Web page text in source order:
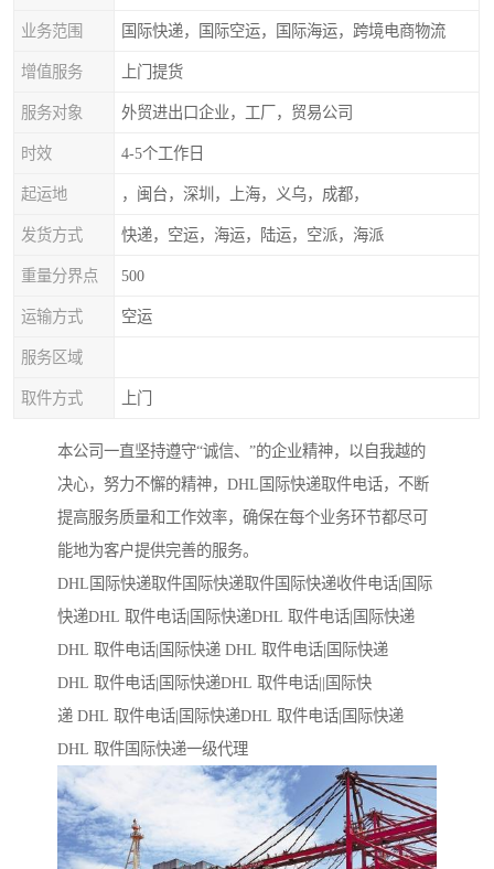
业务范围 国际快递，国际空运，国际海运，跨境电商物流
增值服务 上门提货
服务对象 外贸进出口企业，工厂，贸易公司
时效 4-5个工作日
起运地 ，闽台，深圳，上海，义乌，成都，
发货方式 快递，空运，海运，陆运，空派，海派
重量分界点 500
运输方式 空运
服务区域
取件方式 上门
本公司一直坚持遵守“诚信、”的企业精神，以自我越的
决心，努力不懈的精神，DHL国际快递取件电话，不断
提高服务质量和工作效率，确保在每个业务环节都尽可
能地为客户提供完善的服务。
DHL国际快递取件国际快递取件国际快递收件电话|国际
快递DHL 取件电话|国际快递DHL 取件电话|国际快递
DHL 取件电话|国际快递 DHL 取件电话|国际快递
DHL 取件电话|国际快递DHL 取件电话||国际快
递 DHL 取件电话|国际快递DHL 取件电话|国际快递
DHL 取件国际快递一级代理